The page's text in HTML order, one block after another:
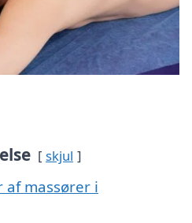
skjul
af massører i